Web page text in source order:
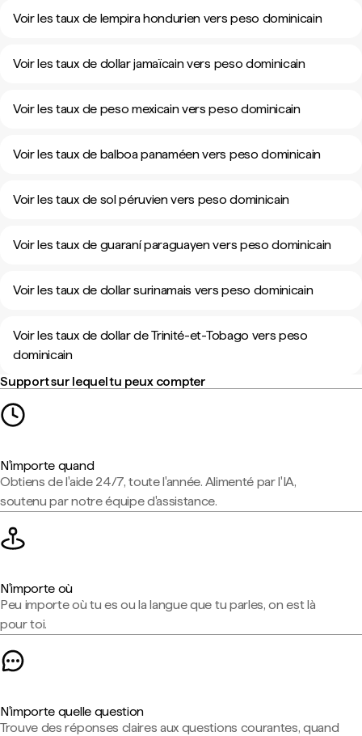
Voir les taux de lempira hondurien vers peso dominicain
Voir les taux de dollar jamaïcain vers peso dominicain
Voir les taux de peso mexicain vers peso dominicain
Voir les taux de balboa panaméen vers peso dominicain
Voir les taux de sol péruvien vers peso dominicain
Voir les taux de guaraní paraguayen vers peso dominicain
Voir les taux de dollar surinamais vers peso dominicain
Voir les taux de dollar de Trinité-et-Tobago vers peso
dominicain
Support sur lequel tu peux compter
N'importe quand
Obtiens de l'aide 24/7, toute l'année. Alimenté par l'IA,
soutenu par notre équipe d'assistance.
N'importe où
Peu importe où tu es ou la langue que tu parles, on est là
pour toi.
N'importe quelle question
Trouve des réponses claires aux questions courantes, quand